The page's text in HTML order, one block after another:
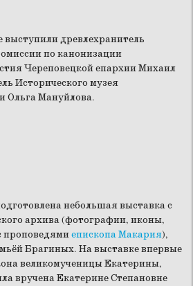
древлехранитель
по канонизации
Череповецкой епархии Михаил
Исторического музея
Ольга Мануйлова.
небольшая выставка с
архива (фотографии, иконы,
проповедямиепископа Макария),
Брагиных. На выставке впервые
великомученицы Екатерины,
вручена Екатерине Степановне